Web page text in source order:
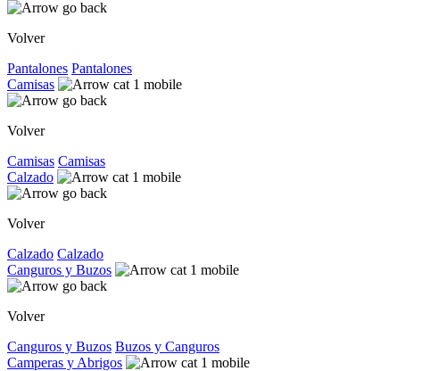
Volver
Pantalones Pantalones
Camisas
Volver
Camisas Camisas
Calzado
Volver
Calzado Calzado
Canguros y Buzos
Volver
Canguros y Buzos Buzos y Canguros
Camperas y Abrigos